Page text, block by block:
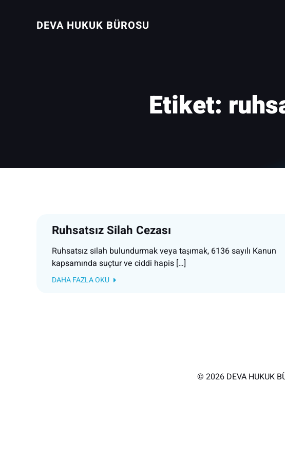
DEVA HUKUK BÜROSU
Etiket:
Ruhsatsız Silah Cezası
Ruhsatsız silah bulundurmak veya taşımak, 6136 sayılı Kanun
kapsamında suçtur ve ciddi hapis […]
DAHA FAZLA OKU
© 2026 DEVA HUKUK